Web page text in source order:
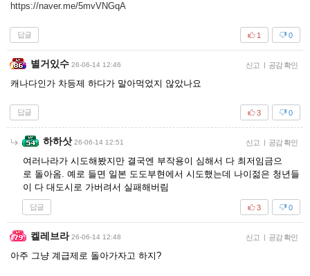
https://naver.me/5mvVNGqA
답글 0
1
별거있수 26-06-14 12:46 신고 공감 확인
캐나다인가 차등제 하다가 말아먹었지 않았나요
답글 0
3
하하삿 26-06-14 12:51 신고 공감 확인
여러나라가 시도해봤지만 결국엔 부작용이 심해서 다 최저임금으
로 돌아옴. 예로 들면 일본 도도부현에서 시도했는데 나이젊은 청년들
이 다 대도시로 가버려서 실패해버림
답글 0
3
켈레브라 26-06-14 12:48 신고 공감 확인
아주 그냥 계급제로 돌아가자고 하지?